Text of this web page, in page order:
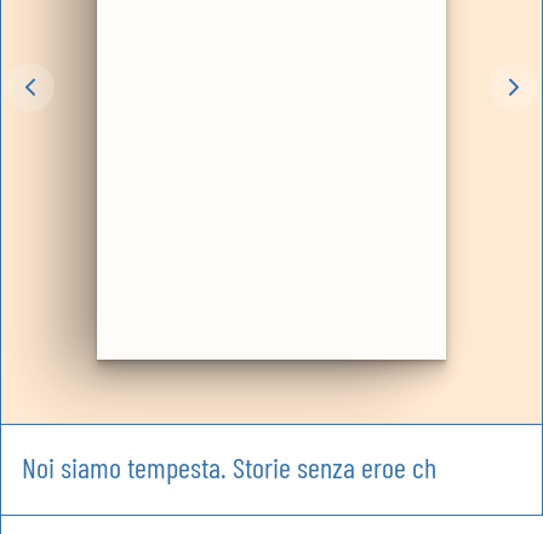
Noi siamo tempesta. Storie senza eroe ch